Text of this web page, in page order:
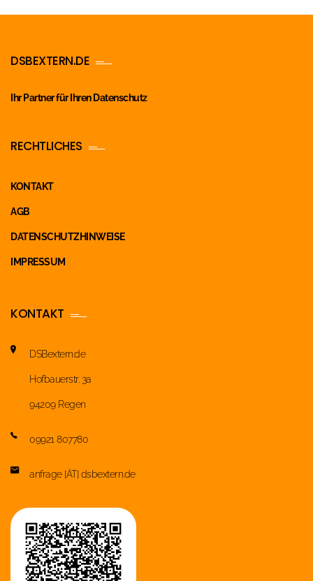
DSBEXTERN.DE
Ihr Partner für Ihren Datenschutz
RECHTLICHES
KONTAKT
AGB
DATENSCHUTZHINWEISE
IMPRESSUM
KONTAKT
DSBextern.de
Hofbauerstr. 3a
94209 Regen
09921 807780
anfrage [ÄT] dsbextern.de